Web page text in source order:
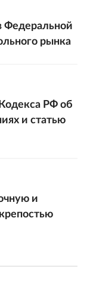
Федеральной
рынка
РФ об
и статью
и